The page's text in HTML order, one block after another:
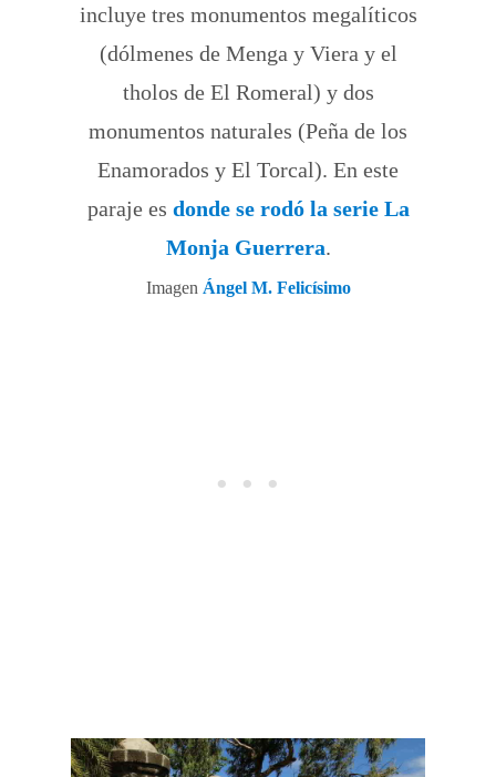
incluye tres monumentos megalíticos
(dólmenes de Menga y Viera y el
tholos de El Romeral) y dos
monumentos naturales (Peña de los
Enamorados y El Torcal). En este
paraje es donde se rodó la serie La
Monja Guerrera.
Imagen Ángel M. Felicísimo